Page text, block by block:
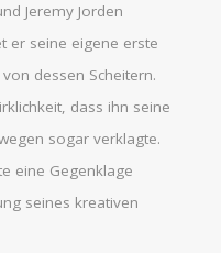
Jeremy Jorden
er seine eigene erste
dessen Scheitern.
dass ihn seine
sogar verklagte.
eine Gegenklage
seines kreativen